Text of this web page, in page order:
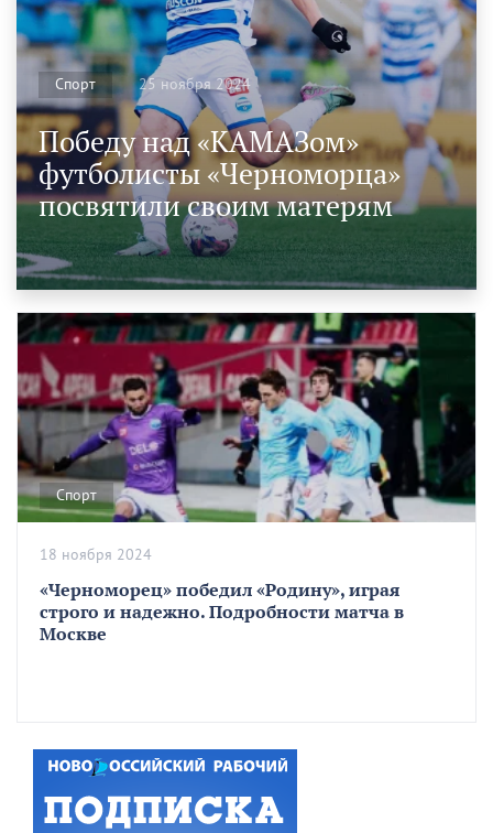
Победу над «КАМАЗом»
футболисты «Черноморца»
посвятили своим матерям
Спорт 25 ноября 2024
Спорт
«Черноморец» победил «Родину», играя
строго и надежно. Подробности матча в
Москве
18 ноября 2024